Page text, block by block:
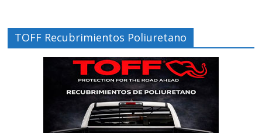
TOFF Recubrimientos Poliuretano